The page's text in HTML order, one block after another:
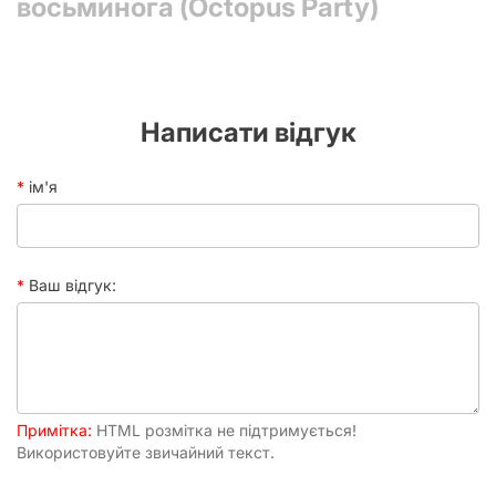
восьминога (Octopus Party)
Написати відгук
ім'я
Ваш відгук:
Примітка: HTML розмітка не підтримується!
Використовуйте звичайний текст.